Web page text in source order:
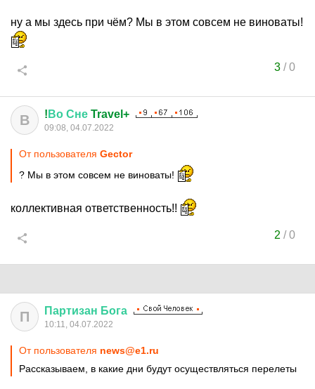
ну а мы здесь при чём? Мы в этом совсем не виноваты!
3/0
В ! Во Сне Travel+
09:08, 04.07.2022
От пользователя Gector
? Мы в этом совсем не виноваты!
коллективная ответственность!!
2 /0
П Партизан Бога
10:11, 04.07.2022
От пользователя news@e1.ru
Рассказываем, в какие дни будут осуществляться перелеты